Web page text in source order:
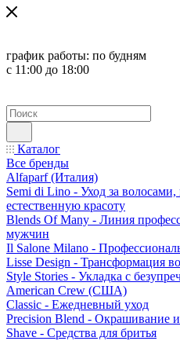
график работы: по будням
с 11:00 до 18:00
Каталог
Все бренды
Alfaparf (Италия)
Semi di Lino - Уход за
естественную красоту
Blends Of Many - Линия
мужчин
Il Salone Milano -
Lisse Design - Трансформация
Style Stories - Укладка с
American Crew (США)
Classic - Ежедневный уход
Precision Blend - Окрашивание
Shave - Средства для бритья